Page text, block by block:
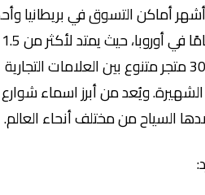
التسوق في بريطانيا وأحد
أكثر الشوارع التجارية ازدحامًا في أوروبا، حيث يمتد لأكثر من 1.5
ويضم أكثر من 300 متجر متنوع بين العلامات التجارية
ويُعد من أبرز اسماء شوارع
من مختلف أنحاء العالم.